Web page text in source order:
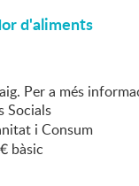
d'aliments
Per a més
Socials
i Consum
bàsic